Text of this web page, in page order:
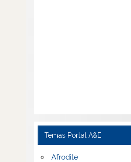
Temas Portal A&E
Afrodite